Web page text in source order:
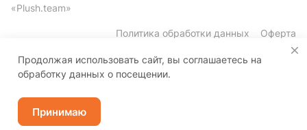
«Plush.team»
Политика обработки данных Оферта
Продолжая использовать сайт, вы соглашаетесь на
обработку данных о посещении.
Принимаю